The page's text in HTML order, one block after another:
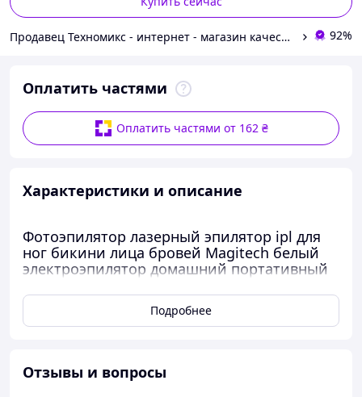
Продавец Техномикс - интернет - магазин качественной техники, электроники и других товаров для дома и работы 92%
Оплатить частями
Оплатить частями от 162 ₴
Характеристики и описание
Фотоэпилятор лазерный эпилятор ipl для
ног бикини лица бровей Magitech белый
электроэпилятор домашний портативный
аппарат для лазерной эпиляции фото
устройство, созданное для эффективного и безопасного
удаления нежелательных волос в домашних условиях.
Подробнее
Отзывы и вопросы